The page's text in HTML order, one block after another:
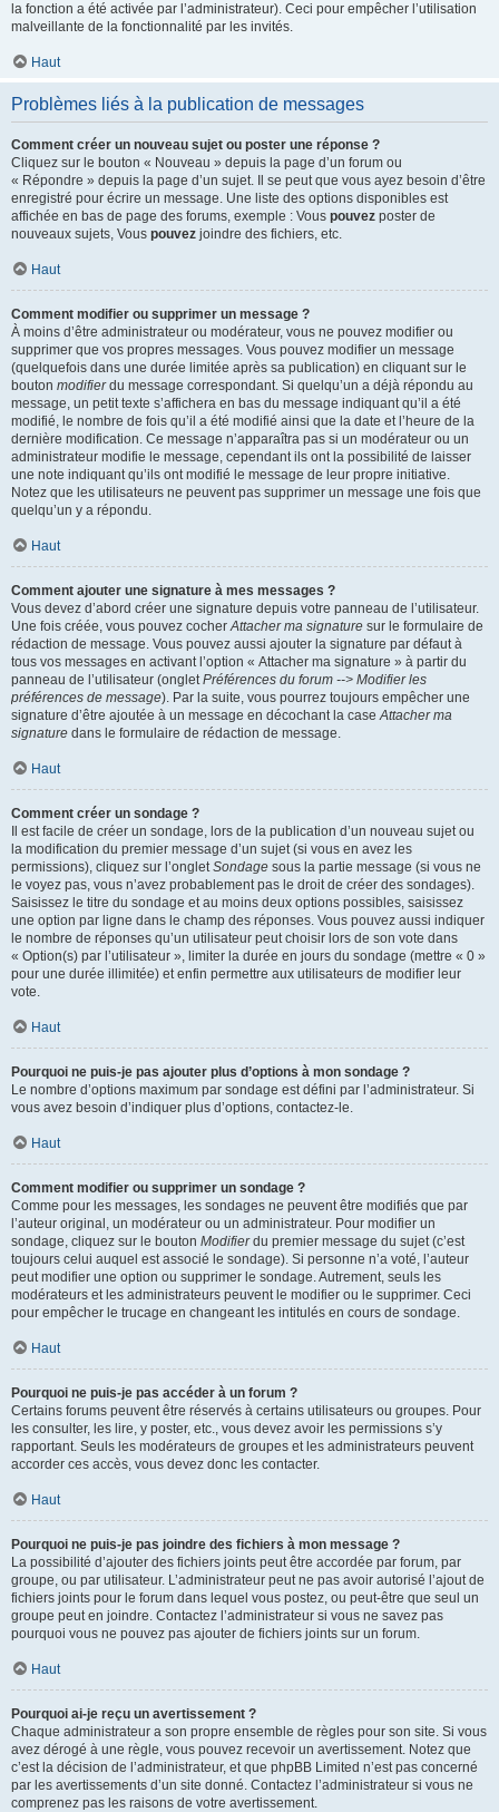
la fonction a été activée par l’administrateur). Ceci pour empêcher l’utilisation
malveillante de la fonctionnalité par les invités.
Haut
Problèmes liés à la publication de messages
Comment créer un nouveau sujet ou poster une réponse ?
Cliquez sur le bouton « Nouveau » depuis la page d’un forum ou
« Répondre » depuis la page d’un sujet. Il se peut que vous ayez besoin d’être
enregistré pour écrire un message. Une liste des options disponibles est
affichée en bas de page des forums, exemple : Vous pouvez poster de
nouveaux sujets, Vous pouvez joindre des fichiers, etc.
Haut
Comment modifier ou supprimer un message ?
À moins d’être administrateur ou modérateur, vous ne pouvez modifier ou
supprimer que vos propres messages. Vous pouvez modifier un message
(quelquefois dans une durée limitée après sa publication) en cliquant sur le
bouton modifierdu message correspondant. Si quelqu’un a déjà répondu au
message, un petit texte s’affichera en bas du message indiquant qu’il a été
modifié, le nombre de fois qu’il a été modifié ainsi que la date et l’heure de la
dernière modification. Ce message n’apparaîtra pas si un modérateur ou un
administrateur modifie le message, cependant ils ont la possibilité de laisser
une note indiquant qu’ils ont modifié le message de leur propre initiative.
Notez que les utilisateurs ne peuvent pas supprimer un message une fois que
quelqu’un y a répondu.
Haut
Comment ajouter une signature à mes messages ?
Vous devez d’abord créer une signature depuis votre panneau de l’utilisateur.
Une fois créée, vous pouvez cocherAttacher ma signature sur le formulaire de
rédaction de message. Vous pouvez aussi ajouter la signature par défaut à
tous vos messages en activant l’option « Attacher ma signature » à partir du
panneau de l’utilisateur (ongletPréférences du forum --> Modifier les
préférences de message). Par la suite, vous pourrez toujours empêcher une
signature d’être ajoutée à un message en décochant la caseAttacher ma
signature dans le formulaire de rédaction de message.
Haut
Comment créer un sondage ?
Il est facile de créer un sondage, lors de la publication d’un nouveau sujet ou
la modification du premier message d’un sujet (si vous en avez les
permissions), cliquez sur l’ongletSondage sous la partie message (si vous ne
le voyez pas, vous n’avez probablement pas le droit de créer des sondages).
Saisissez le titre du sondage et au moins deux options possibles, saisissez
une option par ligne dans le champ des réponses. Vous pouvez aussi indiquer
le nombre de réponses qu’un utilisateur peut choisir lors de son vote dans
« Option(s) par l’utilisateur », limiter la durée en jours du sondage (mettre « 0 »
pour une durée illimitée) et enfin permettre aux utilisateurs de modifier leur
vote.
Haut
Pourquoi ne puis-je pas ajouter plus d’options à mon sondage ?
Le nombre d’options maximum par sondage est défini par l’administrateur. Si
vous avez besoin d’indiquer plus d’options, contactez-le.
Haut
Comment modifier ou supprimer un sondage ?
Comme pour les messages, les sondages ne peuvent être modifiés que par
l’auteur original, un modérateur ou un administrateur. Pour modifier un
sondage, cliquez sur le bouton Modifierdu premier message du sujet (c’est
toujours celui auquel est associé le sondage). Si personne n’a voté, l’auteur
peut modifier une option ou supprimer le sondage. Autrement, seuls les
modérateurs et les administrateurs peuvent le modifier ou le supprimer. Ceci
pour empêcher le trucage en changeant les intitulés en cours de sondage.
Haut
Pourquoi ne puis-je pas accéder à un forum ?
Certains forums peuvent être réservés à certains utilisateurs ou groupes. Pour
les consulter, les lire, y poster, etc., vous devez avoir les permissions s’y
rapportant. Seuls les modérateurs de groupes et les administrateurs peuvent
accorder ces accès, vous devez donc les contacter.
Haut
Pourquoi ne puis-je pas joindre des fichiers à mon message ?
La possibilité d’ajouter des fichiers joints peut être accordée par forum, par
groupe, ou par utilisateur. L’administrateur peut ne pas avoir autorisé l’ajout de
fichiers joints pour le forum dans lequel vous postez, ou peut-être que seul un
groupe peut en joindre. Contactez l’administrateur si vous ne savez pas
pourquoi vous ne pouvez pas ajouter de fichiers joints sur un forum.
Haut
Pourquoi ai-je reçu un avertissement ?
Chaque administrateur a son propre ensemble de règles pour son site. Si vous
avez dérogé à une règle, vous pouvez recevoir un avertissement. Notez que
c’est la décision de l’administrateur, et que phpBB Limited n’est pas concerné
par les avertissements d’un site donné. Contactez l’administrateur si vous ne
comprenez pas les raisons de votre avertissement.